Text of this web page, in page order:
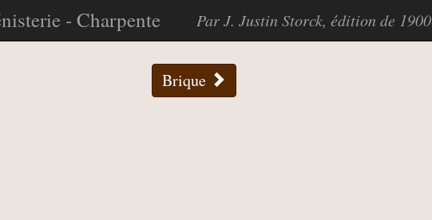
- Charpente Par J. Justin Storck, édition de 1900
Brique